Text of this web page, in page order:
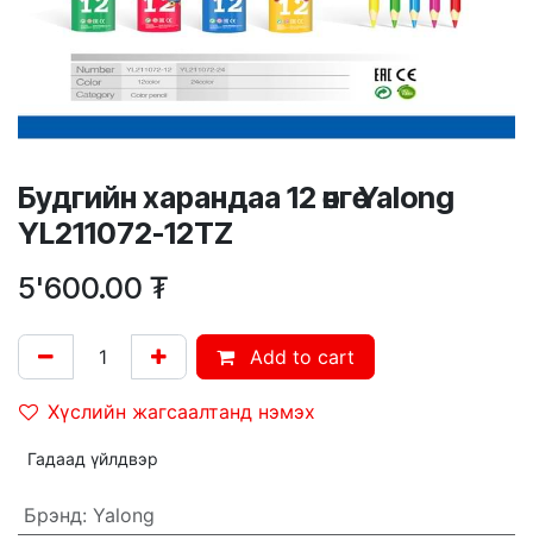
Будгийн харандаа 12 өнгө Yalong
YL211072-12TZ
5'600.00 ₮
Add to cart
Хүслийн жагсаалтанд нэмэх
Гадаад үйлдвэр
Брэнд: Yalong